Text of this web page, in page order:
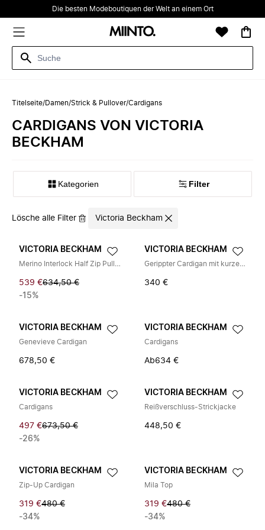
Die besten Modeboutiquen der Welt an einem Ort
Titelseite/Damen/Strick & Pullover/Cardigans
CARDIGANS VON VICTORIA
BECKHAM
Kategorien Filter
Lösche alle Filter Victoria Beckham
VICTORIA BECKHAM
Merino Interlock Half Zip Pullover
539 €634,50 €
-15%
VICTORIA BECKHAM
Gerippter Cardigan mit kurzen Ärmeln
340 €
VICTORIA BECKHAM
Genevieve Cardigan
678,50 €
VICTORIA BECKHAM
Cardigans
Ab634 €
VICTORIA BECKHAM
Cardigans
497 €673,50 €
-26%
VICTORIA BECKHAM
Reißverschluss-Strickjacke
448,50 €
VICTORIA BECKHAM
Zip-Up Cardigan
319 €480 €
-34%
VICTORIA BECKHAM
Mila Top
319 €480 €
-34%